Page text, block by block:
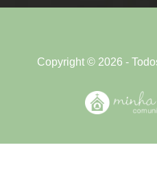
Copyright © 2026 -